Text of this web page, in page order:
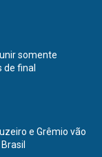
somente
final
e Grêmio vão